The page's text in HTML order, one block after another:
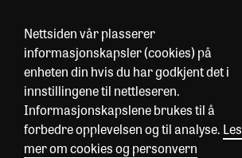
Nettsiden vår plasserer
informasjonskapsler (cookies) på
enheten din hvis du har godkjent det i
innstillingene til nettleseren.
Informasjonskapslene brukes til å
forbedre opplevelsen og til analyse. Les
mer om cookies og personvern